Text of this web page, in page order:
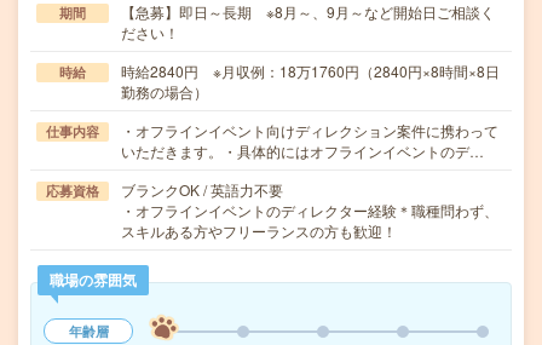
期間
【急募】即日～長期 ※8月～、9月～など開始日ご相談く
ださい！
時給
時給2840円 ※月収例：18万1760円（2840円×8時間×8日
勤務の場合）
仕事内容
・オフラインイベント向けディレクション案件に携わって
いただきます。・具体的にはオフラインイベントのデ…
応募資格
ブランクOK / 英語力不要
・オフラインイベントのディレクター経験＊職種問わず、
スキルある方やフリーランスの方も歓迎！
職場の雰囲気
年齢層